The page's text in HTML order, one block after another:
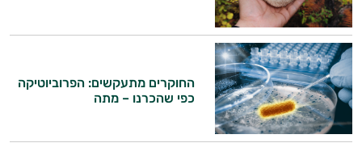
החוקרים מתעקשים: הפרוביוטיקה
כפי שהכרנו – מתה